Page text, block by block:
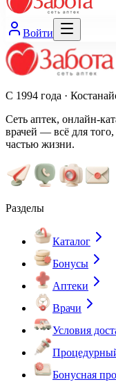
Войти
С 1994 года ·
Сеть аптек, онлайн-
врачей — всё для того,
частью жизни.
Разделы
Каталог
Бонусы
Аптеки
Врачи
Условия
Бонусная